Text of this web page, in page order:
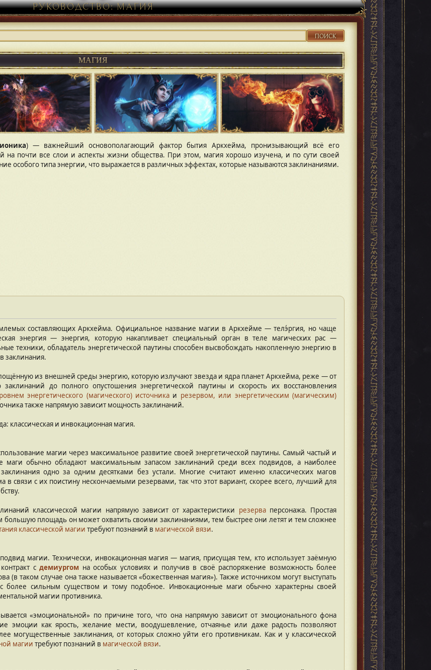
РУКОВОДСТВО: МАГИЯ
ПОИСК
МАГИЯ
) — важнейший основополагающий фактор бытия Аркхейма, пронизывающий всё его
почти все слои и аспекты жизни общества. При этом, магия хорошо изучена, и по сути своей
особого типа энергии, что выражается в различных эффектах, которые называются заклинаниями.
составляющих Аркхейма. Официальное название магии в Аркхейме — телэ́ргия, но чаще
энергия — энергия, которую накапливает специальный орган в теле магических рас —
техники, обладатель энергетической паутины способен высвобождать накопленную энергию в
заклинания.
из внешней среды энергию, которую излучают звезда и ядра планет Аркхейма, реже — от
до полного опустошения энергетической паутины и скорость их восстановления
энергетического (магического) источникаи резервом, или энергетическим (магическим)
также напрямую зависит мощность заклинаний.
классическая и инвокационная магия.
магии через максимальное развитие своей энергетической паутины. Самый частый и
маги обычно обладают максимальным запасом заклинаний среди всех подвидов, а наиболее
одно за одним десятками без устали. Многие считают именно классических магов
связи с их поистину нескончаемыми резервами, так что этот вариант, скорее всего, лучший для
классической магии напрямую зависит от характеристики резерваперсонажа. Простая
площадь он может охватить своими заклинаниями, тем быстрее они летят и тем сложнее
классической магии требуют познаний в магической вязи.
магии. Технически, инвокационная магия — магия, присущая тем, кто использует заёмную
с демиургом на особых условиях и получив в своё распоряжение возможность более
(в таком случае она также называется «божественная магия»). Также источником могут выступать
более сильным существом и тому подобное. Инвокационные маги обычно характерны своей
магии противника.
«эмоциональной» по причине того, что она напрямую зависит от эмоционального фона
эмоции как ярость, желание мести, воодушевление, отчаянье или даже радость позволяют
могущественные заклинания, от которых сложно уйти его противникам. Как и у классической
магии требуют познаний в магической вязи.